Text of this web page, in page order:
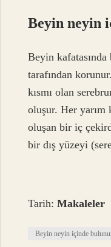
Beyin neyin
Beyin
tarafından
kısmı olan
oluşur. Her yarım
oluşan bir iç
bir dış yüzeyi
Tarih:Makaleler
Beyin neyin içinde